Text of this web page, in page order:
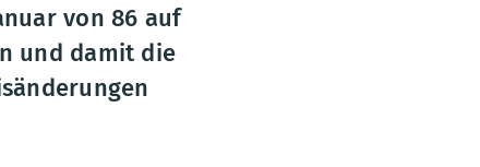
von 86 auf
und damit die